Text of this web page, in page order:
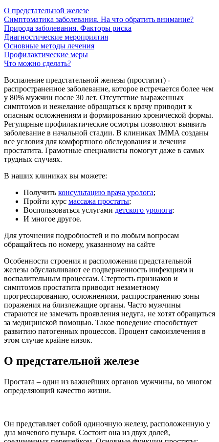
О предстательной железе
Симптоматика заболевания. На что обратить внимание?
Природа заболевания. Факторы риска
Диагностические мероприятия
Основные методы лечения
Профилактические меры
Что можно сделать?
Воспаление предстательной железы (простатит) -
распространенное заболевание, которое встречается более чем
у 80% мужчин после 30 лет. Отсутствие выраженных
симптомов и нежелание обращаться к врачу приводит к
опасным осложнениям и формированию хронической формы.
Регулярные профилактические осмотры позволяют выявить
заболевание в начальной стадии. В клиниках IMMA созданы
все условия для комфортного обследования и лечения
простатита. Грамотные специалисты помогут даже в самых
трудных случаях.
В наших клиниках вы можете:
Получить консультацию врача уролога;
Пройти курс массажа простаты;
Воспользоваться услугами детского уролога;
И многое другое.
Для уточнения подробностей и по любым вопросам
обращайтесь по номеру, указанному на сайте
Особенности строения и расположения предстательной
железы обуславливают ее подверженность инфекциям и
воспалительным процессам. Стертость признаков и
симптомов простатита приводит незаметному
прогрессированию, осложнениям, распространению зоны
поражения на близлежащие органы. Часто мужчины
стараются не замечать проявления недуга, не хотят обращаться
за медицинской помощью. Такое поведение способствует
развитию патогенных процессов. Процент самоизлечения в
этом случае крайне низок.
О предстательной железе
Простата – один из важнейших органов мужчины, во многом
определяющий качество жизни.
Он представляет собой одиночную железу, расположенную у
дна мочевого пузыря. Состоит она из двух долей,